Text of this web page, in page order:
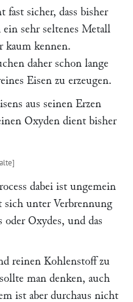
fast sicher, dass bisher
sehr seltenes Metall
kaum kennen.
daher schon lange
Eisen zu erzeugen.
aus seinen Erzen
Oxyden dient bisher
dabei ist ungemein
sich unter Verbrennung
oder Oxydes, und das
reinen Kohlenstoff zu
man denken, auch
ist aber durchaus nicht